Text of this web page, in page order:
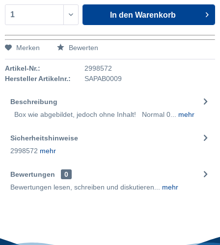
In den Warenkorb
Merken Bewerten
Artikel-Nr.:
2998572
Hersteller Artikelnr.:
SAPAB0009
Beschreibung
Box wie abgebildet, jedoch ohne Inhalt! Normal 0...
mehr
Sicherheitshinweise
2998572 mehr
Bewertungen
0
Bewertungen lesen, schreiben und diskutieren...
mehr